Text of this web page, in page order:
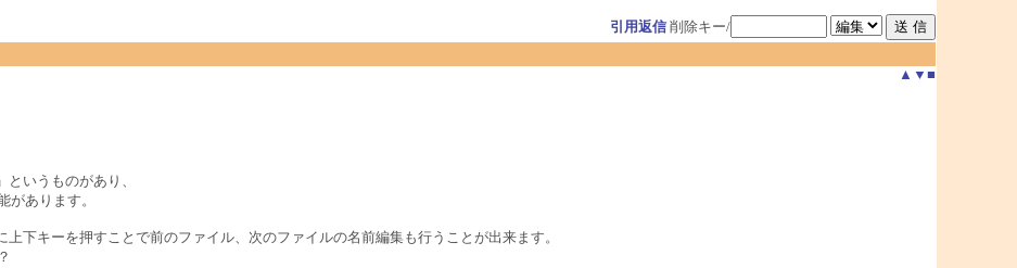
引用返信 削除キー/
▲ ▼ ■
いうものがあり、
があります。
下キーを押すことで前のファイル、次のファイルの名前編集も行うことが出来ます。